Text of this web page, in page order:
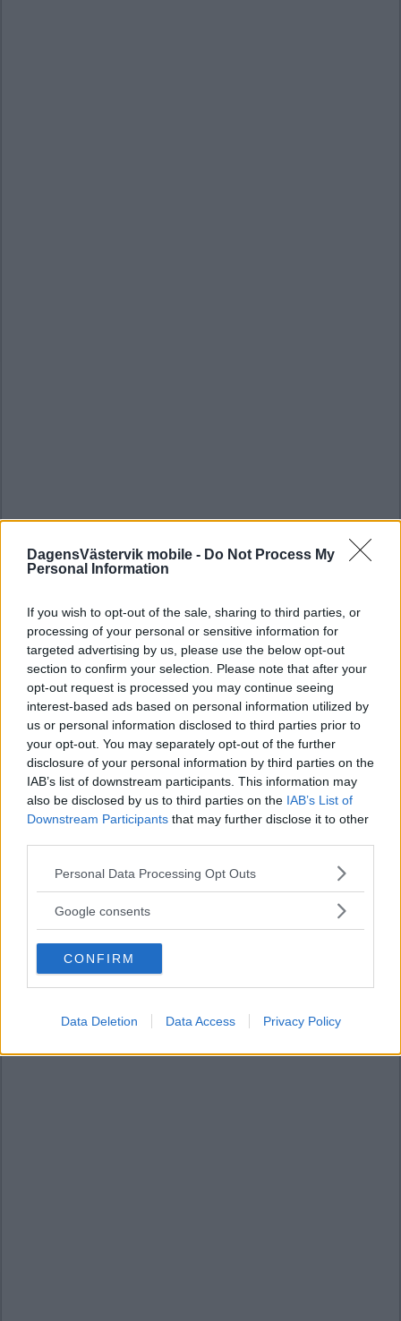
DagensVästervik mobile - Do Not Process My
Personal Information
If you wish to opt-out of the sale, sharing to third parties, or
processing of your personal or sensitive information for
targeted advertising by us, please use the below opt-out
section to confirm your selection. Please note that after your
opt-out request is processed you may continue seeing
interest-based ads based on personal information utilized by
us or personal information disclosed to third parties prior to
your opt-out. You may separately opt-out of the further
disclosure of your personal information by third parties on the
IAB’s list of downstream participants. This information may
also be disclosed by us to third parties on the IAB’s List of
Downstream Participants that may further disclose it to other
Please note that this website/app uses one or more Google
not limited to your visit or usage behaviour. You may click to
use your data for below specified purposes in below Google
consent section.
Personal Data Processing Opt Outs
Google consents
CONFIRM
Data Deletion Data Access Privacy Policy